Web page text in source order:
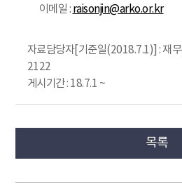
이메일 : raisonjin@arko.or.kr
자료담당자[기준일(2018.7.1)] : 재
2122
게시기간 : 18.7.1 ~
목록